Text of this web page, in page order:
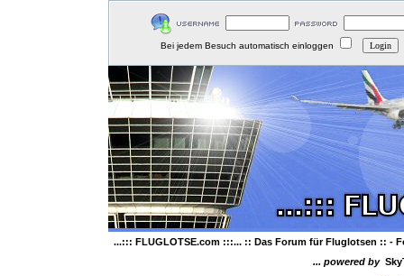
Bei jedem Besuch automatisch einloggen
...::: FLUGLOTSE.com :::... :: Das Forum für Fluglotsen :: -
... powered by